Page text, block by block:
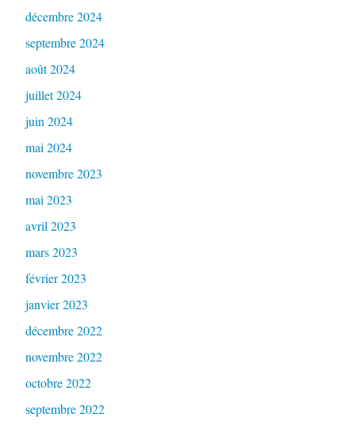
décembre 2024
septembre 2024
août 2024
juillet 2024
juin 2024
mai 2024
novembre 2023
mai 2023
avril 2023
mars 2023
février 2023
janvier 2023
décembre 2022
novembre 2022
octobre 2022
septembre 2022